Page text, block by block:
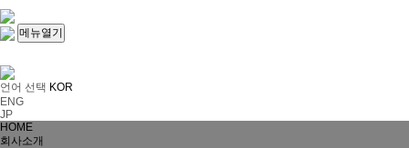
메뉴열기
언어 선택 KOR
ENG
JP
HOME
회사소개